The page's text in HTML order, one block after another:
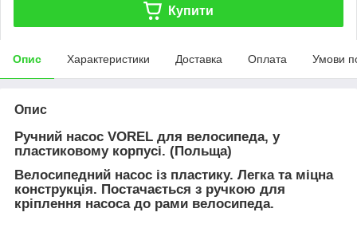
Купити
Опис Характеристики Доставка Оплата Умови
Опис
Ручний насос VOREL для велосипеда, у
пластиковому корпусі. (Польща)
Велосипедний насос із пластику. Легка та міцна
конструкція. Постачається з ручкою для
кріплення насоса до рами велосипеда.